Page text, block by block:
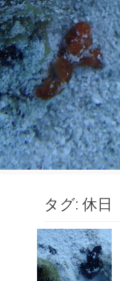
タグ: 休日